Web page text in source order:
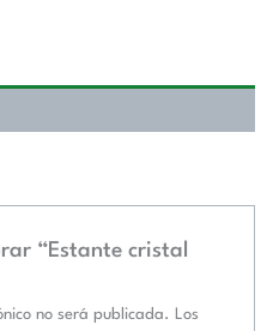
“Estante cristal
no será publicada.
Los